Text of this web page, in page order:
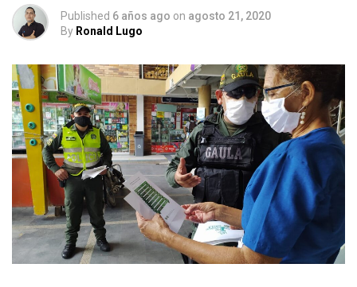
Published 6 años ago on agosto 21, 2020
By Ronald Lugo